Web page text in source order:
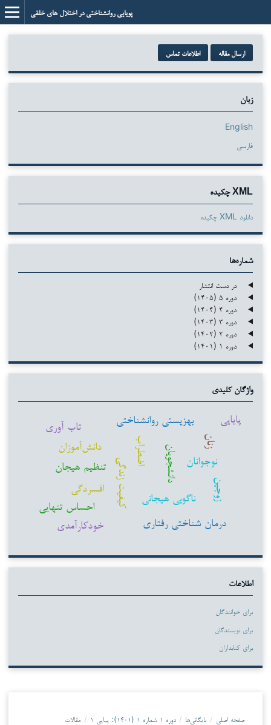
پویایی روانشناختی در اختلال های خلقی
ارسال مقاله اطلاعات تماس
زبان
English
فارسی
XML چکیده
دانلود XML چکیده
شماره‌ها
در دست انتشار
دوره ۵ (۱۴۰۵)
دوره ۴ (۱۴۰۴)
دوره ۳ (۱۴۰۳)
دوره ۲ (۱۴۰۲)
دوره ۱ (۱۴۰۱)
واژگان کلیدی
اضطراب دانشجویان کیفیت زندگی نوجوانان
افسردگی
بهزیستی روانشناختی
دانش‌آموزان
زنان
تنظیم هیجان
درمان شناختی رفتاری
ناگویی هیجانی
احساس تنهایی
زوجین
تاب آوری
خودکارآمدی
پایایی
اطلاعات
برای خوانندگان
برای نویسندگان
برای کتابداران
صفحه اصلی / بایگانی‌ها / دوره ۱ شماره ۱ (۱۴۰۱): پیاپی ۱ / مقالات